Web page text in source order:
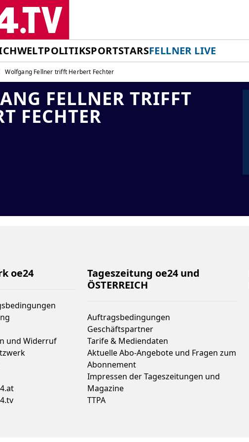
WELTPOLITIKSPORTSTARSFELLNER LIVE
Wolfgang Fellner trifft Herbert Fechter
FELLNER TRIFFT
FECHTER
oe24
und Widerruf
Tageszeitung oe24 und
ÖSTERREICH
Auftragsbedingungen
Geschäftspartner
Tarife & Mediendaten
Aktuelle Abo-Angebote und Fragen zum
Abonnement
Impressen der Tageszeitungen und
Magazine
TTPA